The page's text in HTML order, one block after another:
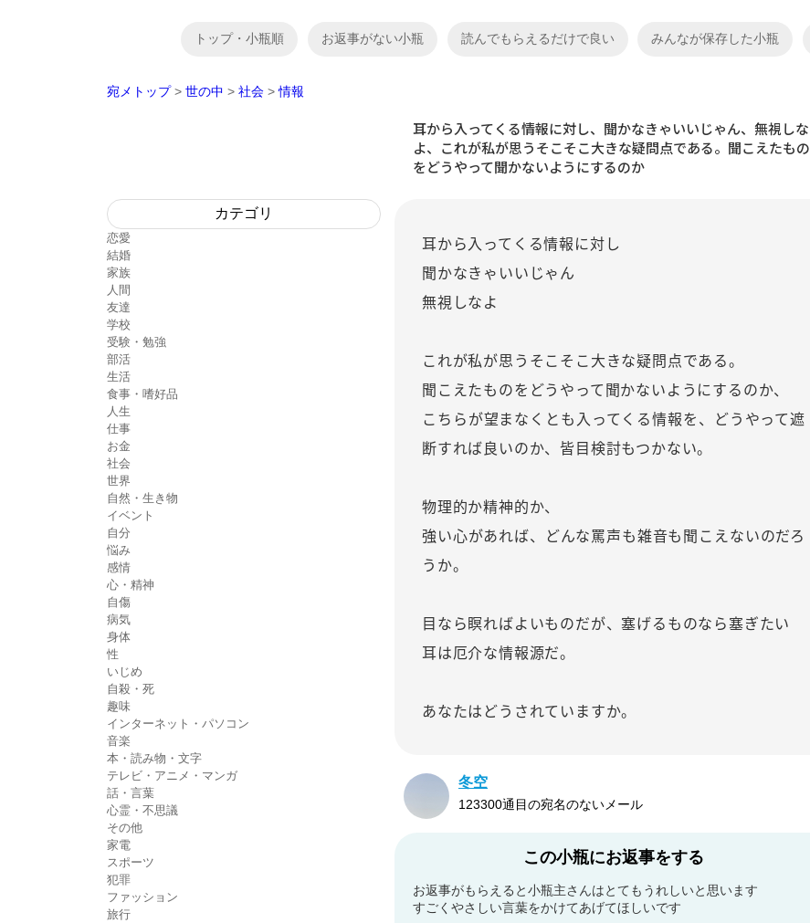
トップ・小瓶順 お返事がない小瓶 読んでもらえるだけで良い みんなが保存した小瓶
宛メトップ > 世の中 > 社会 >情報
耳から入ってくる情報に対し、聞かなきゃいいじゃん、無視しな
よ、これが私が思うそこそこ大きな疑問点である。聞こえたもの
をどうやって聞かないようにするのか
カテゴリ
恋愛
結婚
家族
人間
友達
学校
受験・勉強
部活
生活
食事・嗜好品
人生
仕事
お金
社会
世界
自然・生き物
イベント
自分
悩み
感情
心・精神
自傷
病気
身体
性
いじめ
自殺・死
趣味
インターネット・パソコン
音楽
本・読み物・文字
テレビ・アニメ・マンガ
話・言葉
心霊・不思議
その他
家電
スポーツ
犯罪
ファッション
旅行
耳から入ってくる情報に対し
聞かなきゃいいじゃん
無視しなよ
これが私が思うそこそこ大きな疑問点である。
聞こえたものをどうやって聞かないようにするのか、
こちらが望まなくとも入ってくる情報を、どうやって遮
断すれば良いのか、皆目検討もつかない。
物理的か精神的か、
強い心があれば、どんな罵声も雑音も聞こえないのだろ
うか。
目なら瞑ればよいものだが、塞げるものなら塞ぎたい
耳は厄介な情報源だ。
あなたはどうされていますか。
冬空
123300通目の宛名のないメール
この小瓶にお返事をする
お返事がもらえると小瓶主さんはとてもうれしいと思います
すごくやさしい言葉をかけてあげてほしいです